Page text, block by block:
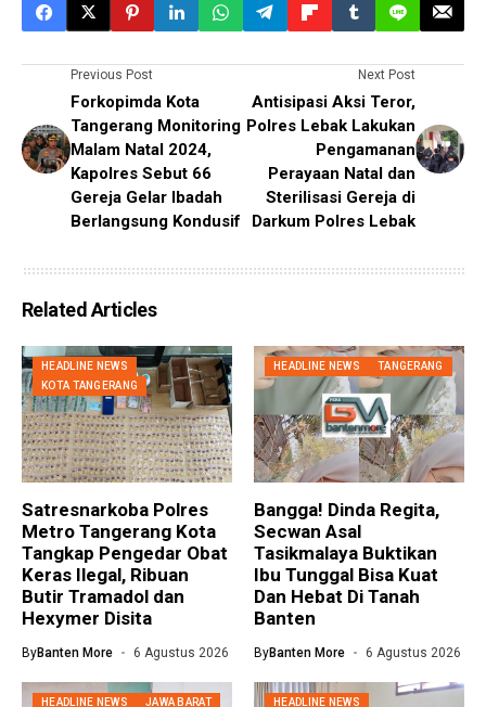
Previous Post
Forkopimda Kota
Tangerang Monitoring
Malam Natal 2024,
Kapolres Sebut 66
Gereja Gelar Ibadah
Berlangsung Kondusif
Next Post
Antisipasi Aksi Teror,
Polres Lebak Lakukan
Pengamanan
Perayaan Natal dan
Sterilisasi Gereja di
Darkum Polres Lebak
Related Articles
HEADLINE NEWS
KOTA TANGERANG
Satresnarkoba Polres
Metro Tangerang Kota
Tangkap Pengedar Obat
Keras Ilegal, Ribuan
Butir Tramadol dan
Hexymer Disita
ByBanten More 6 Agustus 2026
HEADLINE NEWS TANGERANG
Bangga! Dinda Regita,
Secwan Asal
Tasikmalaya Buktikan
Ibu Tunggal Bisa Kuat
Dan Hebat Di Tanah
Banten
ByBanten More 6 Agustus 2026
HEADLINE NEWS JAWA BARAT HEADLINE NEWS